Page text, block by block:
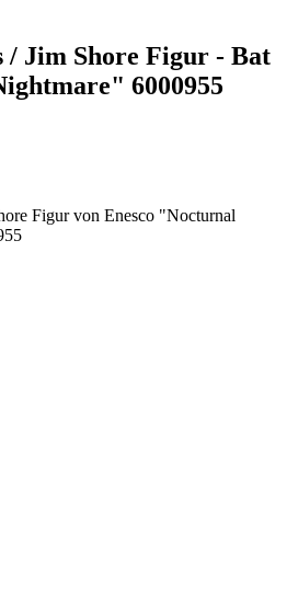
/ Jim Shore Figur - Bat
6000955